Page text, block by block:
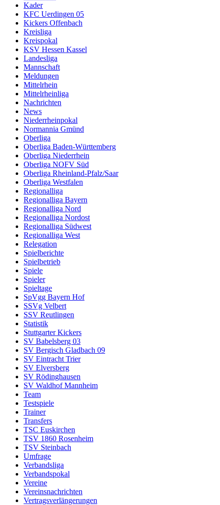
Kader
KFC Uerdingen 05
Kickers Offenbach
Kreisliga
Kreispokal
KSV Hessen Kassel
Landesliga
Mannschaft
Meldungen
Mittelrhein
Mittelrheinliga
Nachrichten
News
Niederrheinpokal
Normannia Gmünd
Oberliga
Oberliga Baden-Württemberg
Oberliga Niederrhein
Oberliga NOFV Süd
Oberliga Rheinland-Pfalz/Saar
Oberliga Westfalen
Regionalliga
Regionalliga Bayern
Regionalliga Nord
Regionalliga Nordost
Regionalliga Südwest
Regionalliga West
Relegation
Spielberichte
Spielbetrieb
Spiele
Spieler
Spieltage
SpVgg Bayern Hof
SSVg Velbert
SSV Reutlingen
Statistik
Stuttgarter Kickers
SV Babelsberg 03
SV Bergisch Gladbach 09
SV Eintracht Trier
SV Elversberg
SV Rödinghausen
SV Waldhof Mannheim
Team
Testspiele
Trainer
Transfers
TSC Euskirchen
TSV 1860 Rosenheim
TSV Steinbach
Umfrage
Verbandsliga
Verbandspokal
Vereine
Vereinsnachrichten
Vertragsverlängerungen